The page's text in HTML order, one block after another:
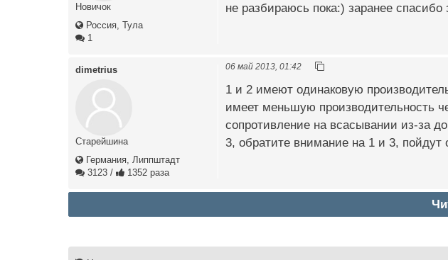
Новичок
Россия, Тула
1
не разбираюсь пока:) заранее спасибо
dimetrius
Старейшина
Германия, Липпштадт
3123 / 1352 раза
06 май 2013, 01:42
1 и 2 имеют одинаковую
имеет меньшую производительность
сопротивление на всасывании из-за
3, обратите внимание на 1 и 3, пойдут